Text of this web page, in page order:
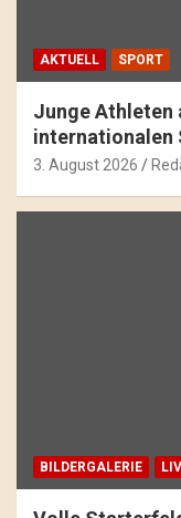
AKTUELL SPORT
Junge Athleten
internationalen
3. August 2026
BILDERGALERIE